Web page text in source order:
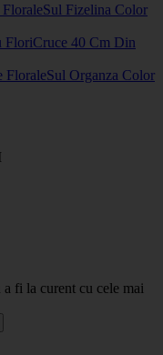
Sul Fizelina Color
Cruce 40 Cm Din
Sul Organza Color
fi la curent cu cele mai